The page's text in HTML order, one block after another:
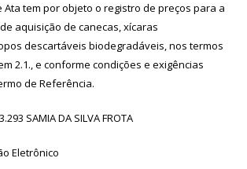
Ata tem por objeto o registro de preços para a
aquisição de canecas, xícaras
descartáveis biodegradáveis, nos termos
2.1., e conforme condições e exigências
de Referência.
SAMIA DA SILVA FROTA
Eletrônico